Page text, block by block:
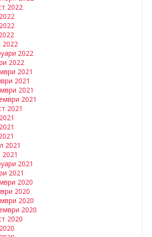
2022
2022
2022
2022
2021
2021
2021
2021
2021
2021
2021
2021
2020
2020
2020
2020
2020